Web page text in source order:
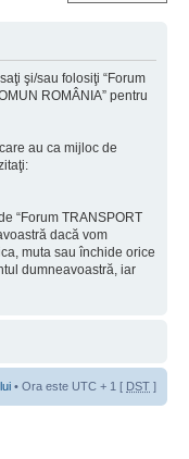
şi/sau folosiţi “Forum
ROMÂNIA” pentru
au ca mijloc de
“Forum TRANSPORT
dacă vom
muta sau închide orice
dumneavoastră, iar
• Ora este UTC + 1 [ DST ]